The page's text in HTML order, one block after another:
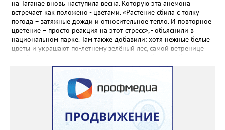
Прованса не любит «вкусную» почву. Добавляйте в посадочную
яму гравий и песок – требуется хороший дренаж. В первый год
Екатерина рекомендует цветы убирать, чтобы силы куста
пошли на наращивание корневой системы. А со второго года
пусть лаванда цветёт во всю силу! Фото: Екатерина Бойко,
специально для «Златоуст.инфо». Обсуждение новости здесь
на Таганае вновь наступила весна. Которую эта анемона
встречает как положено - цветами. «Растение сбила с толку
погода – затяжные дожди и относительное тепло. И повторное
цветение – просто реакция на этот стресс», - объяснили в
национальном парке. Там также добавили: хотя нежные белые
цветы и украшают по-летнему зелёный лес, самой ветренице
силы перед долгой зимовкой.